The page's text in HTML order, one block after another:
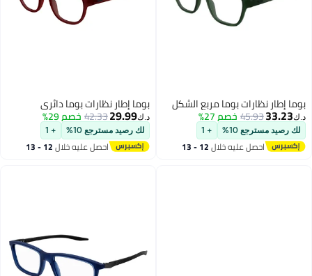
بوما إطار نظارات بوما مربع الشكل
د.ك‏33.23
45.93خصم 27%
لك رصيد مسترجع 10% + 1
احصل عليه خلال 12 - 13
اغسطس
بوما إطار نظارات بوما دائري
د.ك‏29.99
42.33خصم 29%
لك رصيد مسترجع 10% + 1
احصل عليه خلال 12 - 13
اغسطس